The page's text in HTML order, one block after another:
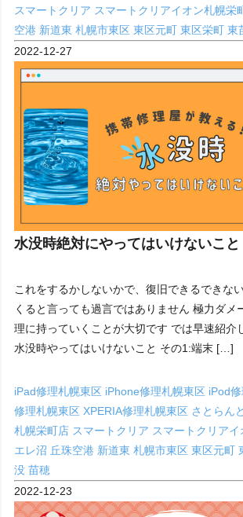
スマートクリア スマートクリアイオン札幌栄
空港 新道東札幌市東区東区元町東区栄町東
2022-12-27
水没時絶対にやってはいけないこと
これをするかしないかで、復旧できるできな
くると言っても過言ではありません 極力ダメ
理に持っていくことが大切です では早速紹介
水没時やってはいけないこと その1:端末 […]
iPad修理札幌東区 iPhone修理札幌東区 iPod
修理札幌東区 XPERIA修理札幌東区 さとらん
札幌栄町店 スマートクリア スマートクリア
エレ沼 丘珠空港 新道東札幌市東区東区元町
没苗穂
2022-12-23